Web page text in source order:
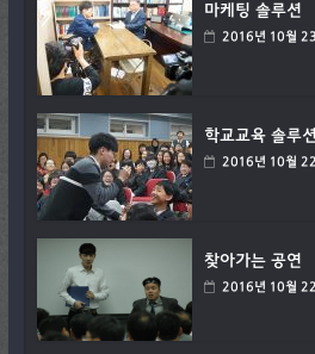
마케팅 솔루션
2016년 10월
학교교육 솔루션
2016년 10월
찾아가는 공연
2016년 10월